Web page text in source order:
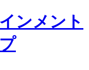
ンメント